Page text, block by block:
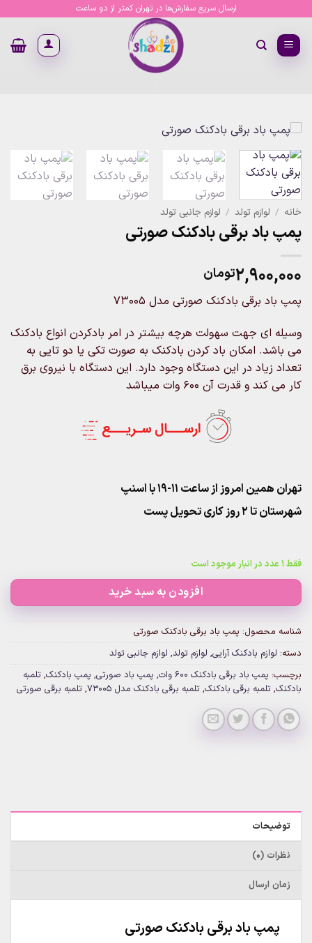
content
ارسال سریع سفارش‌ها در تهران کمتر از دو ساعت
خانه / لوازم تولد / لوازم جانبی تولد
پمپ باد برقی بادکنک صورتی
۲,۹۰۰,۰۰۰تومان
پمپ باد برقی بادکنک صورتی مدل 73005
وسیله ای جهت سهولت هرچه بیشتر در امر بادکردن انواع بادکنک
می باشد. امکان باد کردن بادکنک به صورت تکی یا دو تایی به
تعداد زیاد در این دستگاه وجود دارد. این دستگاه با نیروی برق
کار می کند و قدرت آن 600 وات میباشد
تهران همین امروز از ساعت ۱۱-۱۹ با اسنپ
شهرستان تا 2 روز کاری تحویل پست
فقط 1 عدد در انبار موجود است
افزودن به سبد خرید
شناسه محصول: پمپ باد برقی بادکنک صورتی
دسته: لوازم بادکنک آرایی, لوازم تولد, لوازم جانبی تولد
برچسب: پمپ باد برقی بادکنک 600 وات , پمپ باد صورتی, پمپ بادکنک, تلمبه
بادکنک, تلمبه برقی بادکنک, تلمبه برقی بادکنک مدل 73005 , تلمبه برقی صورتی
توضیحات
نظرات (0)
زمان ارسال
پمپ باد برقی بادکنک صورتی